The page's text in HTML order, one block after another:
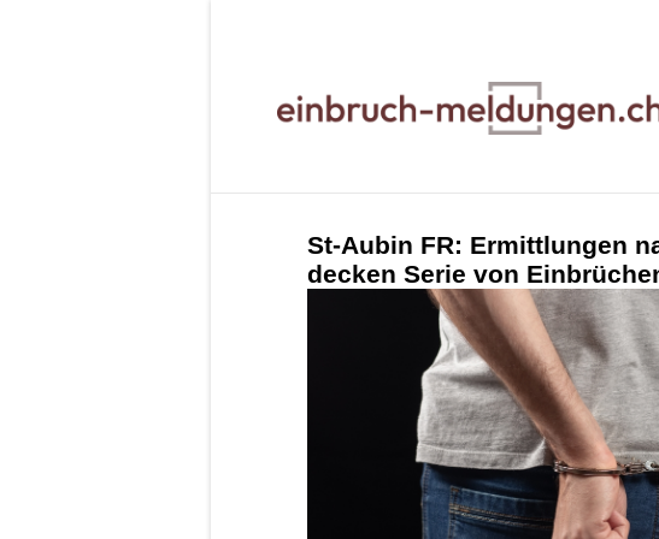
St-Aubin FR: Ermittlungen
decken Serie von